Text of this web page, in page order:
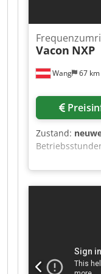
Wang 67 km
Vacon NXP
Zustand:
Eingangsstrom:
Wechselstrom
und